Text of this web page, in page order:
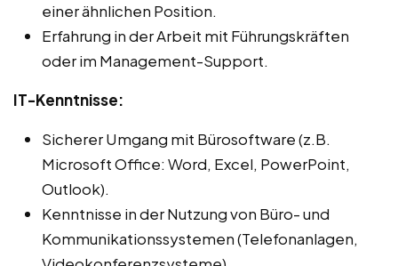
einer ähnlichen Position.
Erfahrung in der Arbeit mit Führungskräften
oder im Management-Support.
IT-Kenntnisse:
Sicherer Umgang mit Bürosoftware (z.B.
Microsoft Office: Word, Excel, PowerPoint,
Outlook).
Kenntnisse in der Nutzung von Büro- und
Kommunikationssystemen (Telefonanlagen,